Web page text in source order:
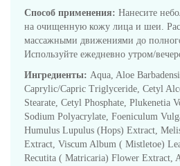
Способ применения: Нанесите
на очищенную кожу лица и шеи.
массажными движениями до
Используйте ежедневно утром/
Ингредиенты: Aqua, Aloe
Caprylic/Capric Triglyceride, Cetyl
Stearate, Cetyl Phosphate, Plukenetia
Sodium Polyacrylate, Foeniculum
Humulus Lupulus (Hops) Extract,
Extract, Viscum Album ( Mistletoe)
Recutita ( Matricaria) Flower Extract,